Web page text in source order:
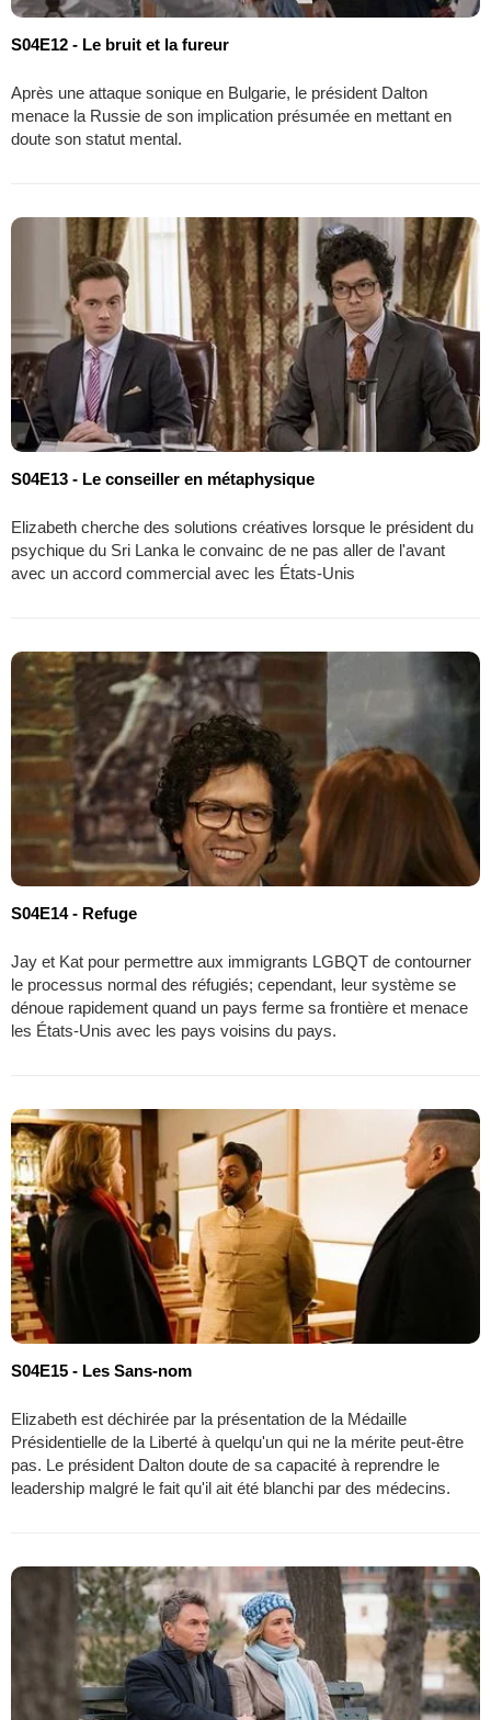
S04E12 - Le bruit et la fureur
Après une attaque sonique en Bulgarie, le président Dalton
menace la Russie de son implication présumée en mettant en
doute son statut mental.
S04E13 - Le conseiller en métaphysique
Elizabeth cherche des solutions créatives lorsque le président du
psychique du Sri Lanka le convainc de ne pas aller de l'avant
avec un accord commercial avec les États-Unis
S04E14 - Refuge
Jay et Kat pour permettre aux immigrants LGBQT de contourner
le processus normal des réfugiés; cependant, leur système se
dénoue rapidement quand un pays ferme sa frontière et menace
les États-Unis avec les pays voisins du pays.
S04E15 - Les Sans-nom
Elizabeth est déchirée par la présentation de la Médaille
Présidentielle de la Liberté à quelqu'un qui ne la mérite peut-être
pas. Le président Dalton doute de sa capacité à reprendre le
leadership malgré le fait qu'il ait été blanchi par des médecins.